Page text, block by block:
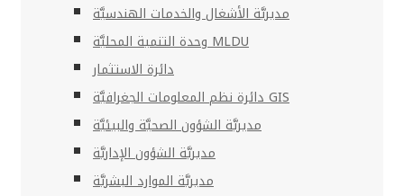
مديريَّة الأشغال والخدمات الهندسيَّة
وحدة التنمية المحليَّة MLDU
دائرة الاستثمار
دائرة نظم المعلومات الجغرافيَّة GIS
مديريَّة الشؤون الصحيَّة والبيئيَّة
مديريَّة الشؤون الإداريَّة
مديريَّة الموارد البشريَّة